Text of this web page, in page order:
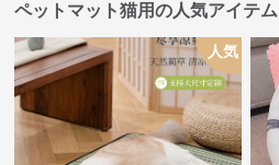
ペットマット猫用の人気アイテム
人気